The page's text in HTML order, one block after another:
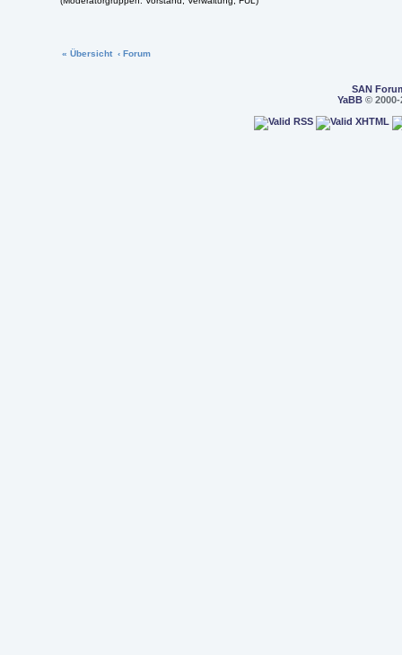
« Übersicht ‹ Forum
SAN
YaBB© 2000-